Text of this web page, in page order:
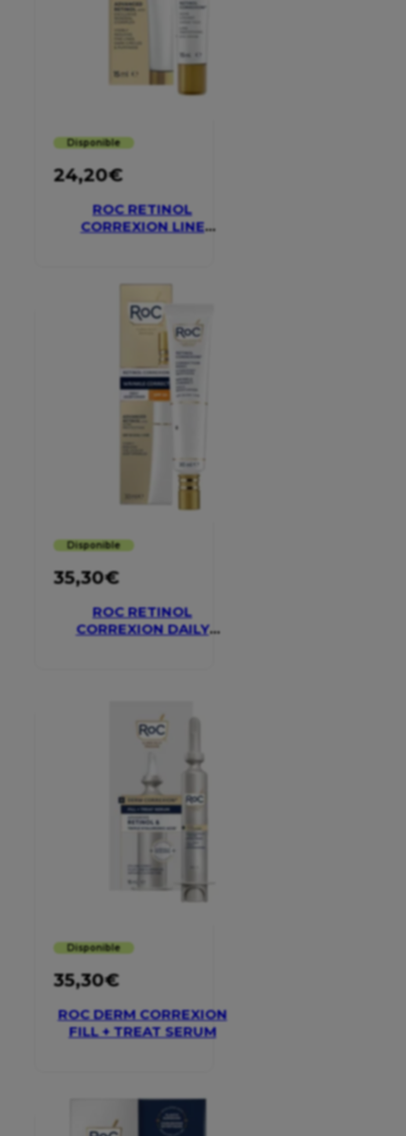
Disponible
24,20€
ROC RETINOL
CORREXION LINE
Disponible
35,30€
ROC RETINOL
CORREXION DAILY
Disponible
35,30€
ROC DERM CORREXION
FILL + TREAT SERUM